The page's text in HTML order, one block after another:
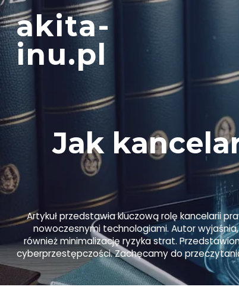
Skip
to
contentakita-
inu.pl
Jak
Artykuł przedstawia kluczową rolę kancelarii
nowoczesnymi technologiami. Autor
również minimalizację ryzyka strat.
cyberprzestępczości. Zachęcamy do